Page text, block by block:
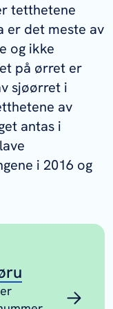
tetthetene
er det meste av
og ikke
på ørret er
sjøørret i
av
antas i
i 2016 og